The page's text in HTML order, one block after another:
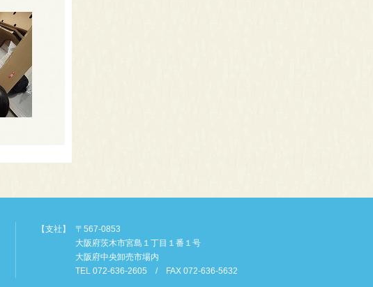
【支社】
〒567-0853
大阪府茨木市宮島１丁目１番１号
大阪府中央卸売市場内
TEL 072-636-2605 / FAX 072-636-5632